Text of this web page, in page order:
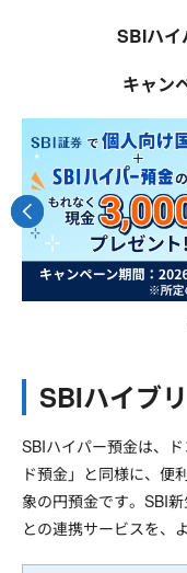
SBIハイ
キャン
SBIハイブ
SBIハイパー預金は、
ド預金」と同様に、便
象の円預金です。SBI
との連携サービスを、